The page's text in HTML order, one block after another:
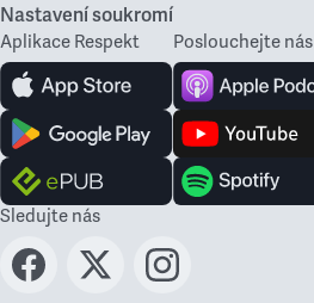
Nastavení soukromí
Aplikace Respekt Poslouchejte nás
Sledujte nás